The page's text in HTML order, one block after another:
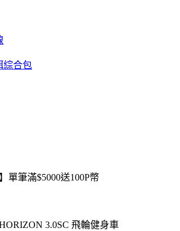
綜合包
單筆滿$5000送100P幣
3.0SC 飛輪健身車